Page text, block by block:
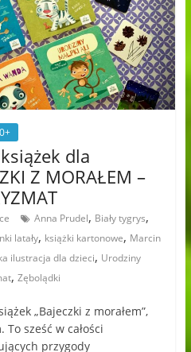
dla
Z MORAŁEM –
Anna Prudel, Biały tygrys,
latały, książki kartonowe, Marcin
ilustracja dla dzieci, Urodziny
, Zębolądki
„Bajeczki z morałem”,
sześć w całości
przygody